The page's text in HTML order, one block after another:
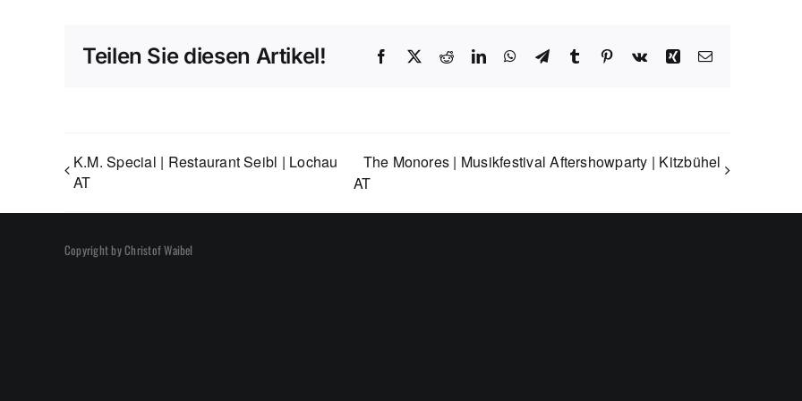
Teilen Sie diesen Artikel! Facebook
X RedditLinkedInWhatsApp
TelegramTumblr Pinterest
Vk Xing E-
K.M. Special | Restaurant Seibl | Lochau
AT
The Monores | Musikfestival Aftershowparty | Kitzbühel
AT
Copyright by Christof Waibel